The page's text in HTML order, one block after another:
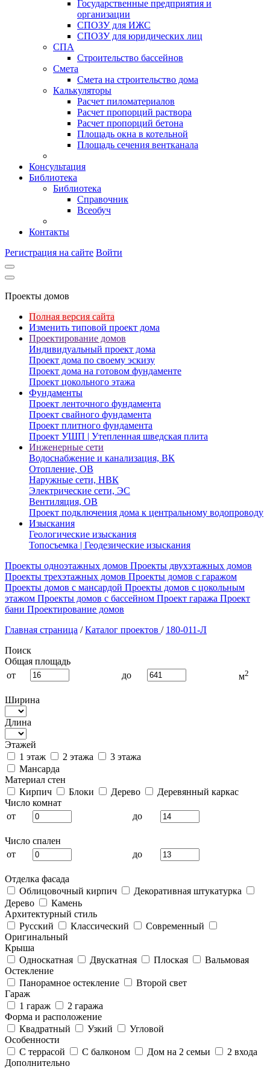
Государственные предприятия и
организации
СПОЗУ для ИЖС
СПОЗУ для юридических лиц
СПА
Строительство бассейнов
Смета
Смета на строительство дома
Калькуляторы
Расчет пиломатериалов
Расчет пропорций раствора
Расчет пропорций бетона
Площадь окна в котельной
Площадь сечения вентканала
Консультация
Библиотека
Библиотека
Справочник
Всеобуч
Контакты
Регистрация на сайте Войти
Проекты домов
Полная версия сайта
Изменить типовой проект дома
Проектирование домов
Индивидуальный проект дома
Проект дома по своему эскизу
Проект дома на готовом фундаменте
Проект цокольного этажа
Фундаменты
Проект ленточного фундамента
Проект свайного фундамента
Проект плитного фундамента
Проект УШП | Утепленная шведская плита
Инженерные сети
Водоснабжение и канализация, ВК
Отопление, ОВ
Наружные сети, НВК
Электрические сети, ЭС
Вентиляция, ОВ
Проект подключения дома к центральному водопроводу
Изыскания
Геологические изыскания
Топосъемка | Геодезические изыскания
Проекты одноэтажных домов Проекты двухэтажных домов
Проекты трехэтажных домов Проекты домов с гаражом
Проекты домов с мансардой Проекты домов с цокольным
этажом Проекты домов с бассейном Проект гаража Проект
бани Проектирование домов
Главная страница / Каталог проектов / 180-011-Л
Поиск
Общая площадь
от
до м2
Ширина
Длина
Этажей
1 этаж
2 этажа
3 этажа
Мансарда
Материал стен
Кирпич
Блоки Дерево
Деревянный каркас
Число комнат
от
до
Число спален
от
до
Отделка фасада
Облицовочный кирпич
Декоративная штукатурка
Дерево
Камень
Архитектурный стиль
Русский
Классический
Современный
Оригинальный
Крыша
Односкатная
Двускатная Плоская
Вальмовая
Остекление
Панорамное остекление
Второй свет
Гараж
1 гараж
2 гаража
Форма и расположение
Квадратный
Узкий
Угловой
Особенности
С террасой
С балконом Дом на 2 семьи
2 входа
Дополнительно